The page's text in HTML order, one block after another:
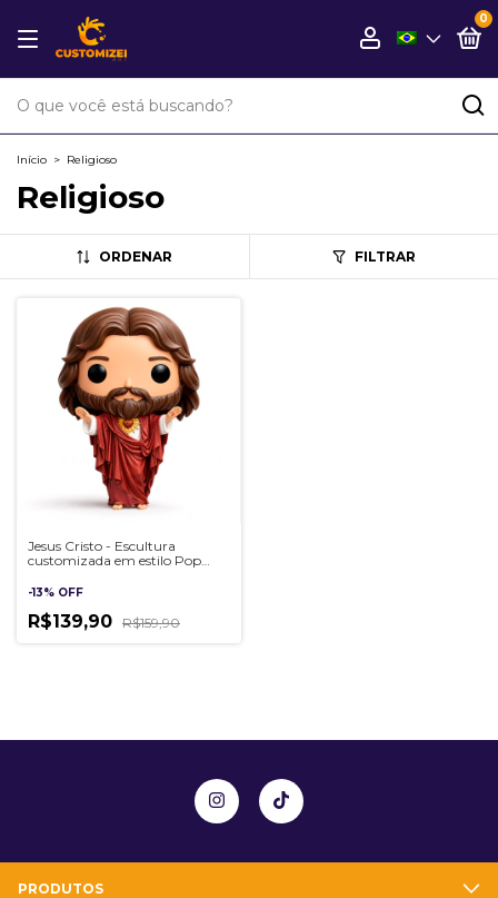
0
Início > Religioso
Religioso
ORDENAR FILTRAR
Jesus Cristo - Escultura
customizada em estilo Pop
-13% OFF
R$139,90 R$159,90
PRODUTOS